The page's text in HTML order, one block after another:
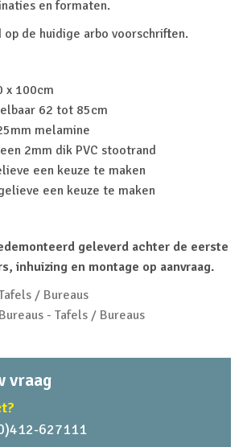
en formaten.
de huidige arbo voorschriften.
x 100cm
62 tot 85cm
melamine
2mm dik PVC stootrand
een keuze te maken
een keuze te maken
geleverd achter de eerste
inhuizing en montage op aanvraag.
/ Bureaus
Bureaus - Tafels / Bureaus
vraag
627111